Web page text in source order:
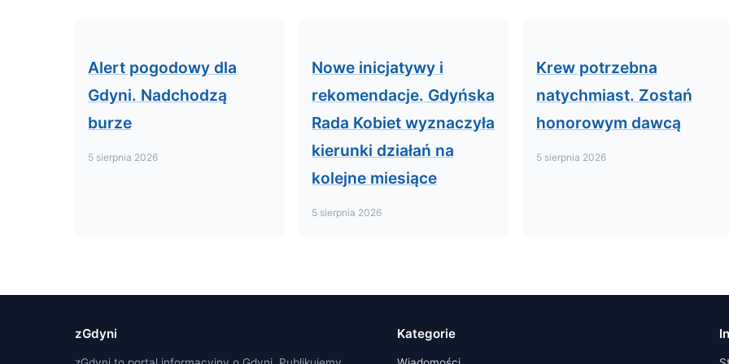
Alert pogodowy dla
Gdyni. Nadchodzą
burze
5 sierpnia 2026
Nowe inicjatywy i
rekomendacje. Gdyńska
Rada Kobiet wyznaczyła
kierunki działań na
kolejne miesiące
5 sierpnia 2026
Krew potrzebna
natychmiast. Zostań
honorowym dawcą
5 sierpnia 2026
zGdyni Kategorie